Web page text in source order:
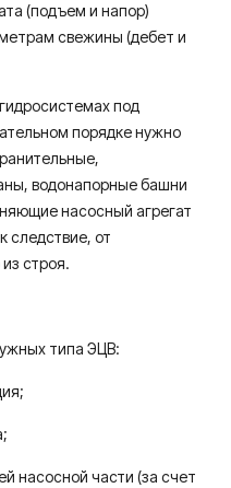
(подъем и напор)
свежины (дебет и
под
порядке нужно
водонапорные башни
насосный агрегат
следствие, от
строя.
типа ЭЦВ:
насосной части (за счет